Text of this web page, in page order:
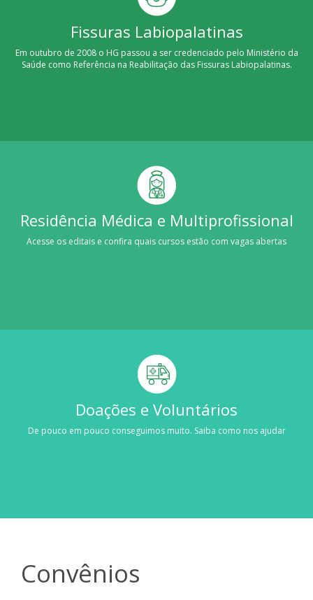
Fissuras Labiopalatinas
Em outubro de 2008 o HG passou a ser credenciado pelo Ministério da
Saúde como Referência na Reabilitação das Fissuras Labiopalatinas.
Residência Médica e Multiprofissional
Acesse os editais e confira quais cursos estão com vagas abertas
Doações e Voluntários
De pouco em pouco conseguimos muito. Saiba como nos ajudar
Convênios